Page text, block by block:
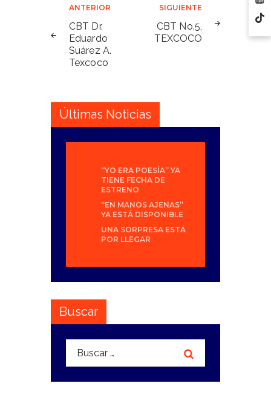
Navegación
de
entradas
ANTERIOR
CBT Dr.
Eduardo
Suárez A.
Texcoco
SIGUIENTE
CBT No.5,
TEXCOCO
Últimas Noticias
“YO ERA POESÍA” YA
TIENE FECHA DE
ESTRENO
“EN MANOS AJENAS”
YA ESTÁ DISPONIBLE
UNA SORPRESA ESTÁ
POR LLEGAR
Buscar
Buscar: